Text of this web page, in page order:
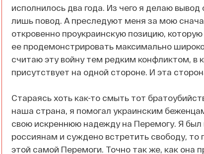
исполнилось два года. Из чего я делаю
лишь повод. А преследуют меня за мою
откровенно проукраинскую позицию,
ее продемонстрировать максимально
считаю эту войну тем редким конфликтом, в
присутствует на одной стороне. И эта
Стараясь хоть как-то смыть тот
наша страна, я помогал украинским
свою искреннюю надежду на Перемогу. Я был
россиянам и суждено встретить свободу,
этой самой Перемоги. Точно так же, как она